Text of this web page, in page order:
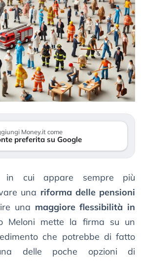
Money.it come
preferita su Google
in cui appare sempre più
una riforma delle pensioni
una maggiore flessibilità in
Meloni mette la firma su un
che potrebbe di fatto
delle poche opzioni di